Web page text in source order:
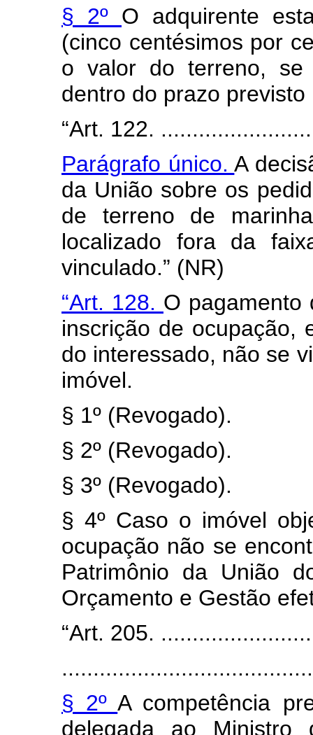
§ 2º O adquirente
(cinco centésimos por
o valor do terreno, se
dentro do prazo
“Art. 122.
Parágrafo único.A
da União sobre os
de terreno de
localizado fora da
vinculado.” (NR)
“Art. 128. O pagamento
inscrição de ocupação,
do interessado, não se
imóvel.
§ 1º (Revogado).
§ 2º (Revogado).
§ 3º (Revogado).
§ 4º Caso o imóvel
ocupação não se
Patrimônio da União
Orçamento e Gestão
“Art. 205.
§ 2ºA competência
delegada ao Ministro